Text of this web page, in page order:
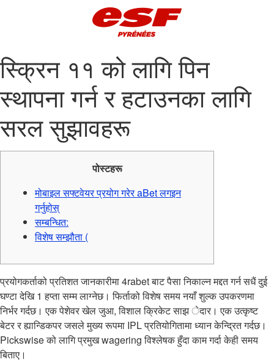
स्क्रिन ११ को लागि पिन
स्थापना गर्न र हटाउनका लागि
सरल सुझावहरू
पोस्टहरू
मोबाइल सफ्टवेयर प्रयोग गरेर aBet लगइन
गर्नुहोस्
सम्बन्धित:
विशेष सम्झौता (
प्रयोगकर्ताको प्रतिशत जानकारीमा 4rabet बाट पैसा निकाल्न मद्दत गर्न सधैं दुई
घण्टा देखि 1 हप्ता सम्म लाग्नेछ। फिर्ताको विशेष समय नयाँ शुल्क उपकरणमा
निर्भर गर्दछ। एक पेशेवर खेल जुआ, विशाल क्रिकेट साझेदार। एक उत्कृष्ट
बेटर र ह्यान्डिकपर जसले मुख्य रूपमा IPL प्रतियोगितामा ध्यान केन्द्रित गर्दछ।
Pickswise को लागि प्रमुख wagering विश्लेषक हुँदा काम गर्दा केही समय
बिताए।